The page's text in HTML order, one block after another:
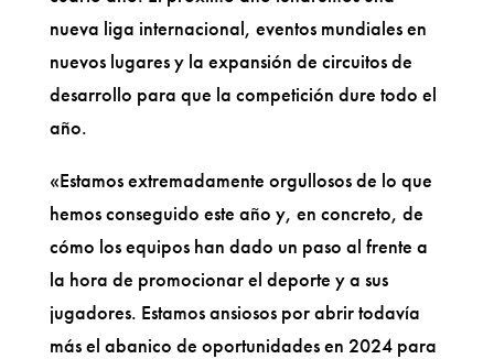
nueva liga internacional, eventos mundiales en
nuevos lugares y la expansión de circuitos de
desarrollo para que la competición dure todo el
año.
«Estamos extremadamente orgullosos de lo que
hemos conseguido este año y, en concreto, de
cómo los equipos han dado un paso al frente a
la hora de promocionar el deporte y a sus
jugadores. Estamos ansiosos por abrir todavía
más el abanico de oportunidades en 2024 para